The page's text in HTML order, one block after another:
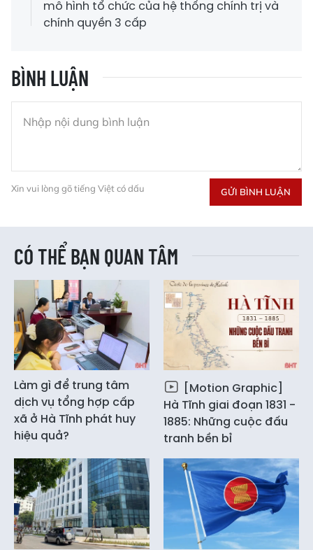
mô hình tổ chức của hệ thống chính trị và
chính quyền 3 cấp
BÌNH LUẬN
Xin vui lòng gõ tiếng Việt có dấu GỬI BÌNH LUẬN
CÓ THỂ BẠN QUAN TÂM
Làm gì để trung tâm
dịch vụ tổng hợp cấp
xã ở Hà Tĩnh phát huy
hiệu quả?
[Motion Graphic]
Hà Tĩnh giai đoạn 1831 -
1885: Những cuộc đấu
tranh bền bỉ